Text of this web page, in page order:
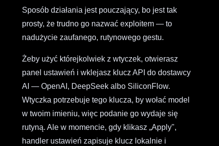
Sposób działania jest pouczający, bo jest tak
prosty, że trudno go nazwać exploitem — to
nadużycie zaufanego, rutynowego gestu.
Żeby użyć którejkolwiek z wtyczek, otwierasz
panel ustawień i wklejasz klucz API do dostawcy
AI — OpenAI, DeepSeek albo SiliconFlow.
Wtyczka potrzebuje tego klucza, by wołać model
w twoim imieniu, więc podanie go wydaje się
rutyną. Ale w momencie, gdy klikasz „Apply",
handler ustawień zapisuje klucz lokalnie i